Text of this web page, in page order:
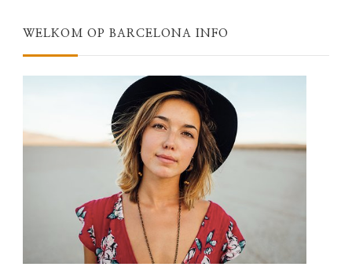
WELKOM OP BARCELONA INFO